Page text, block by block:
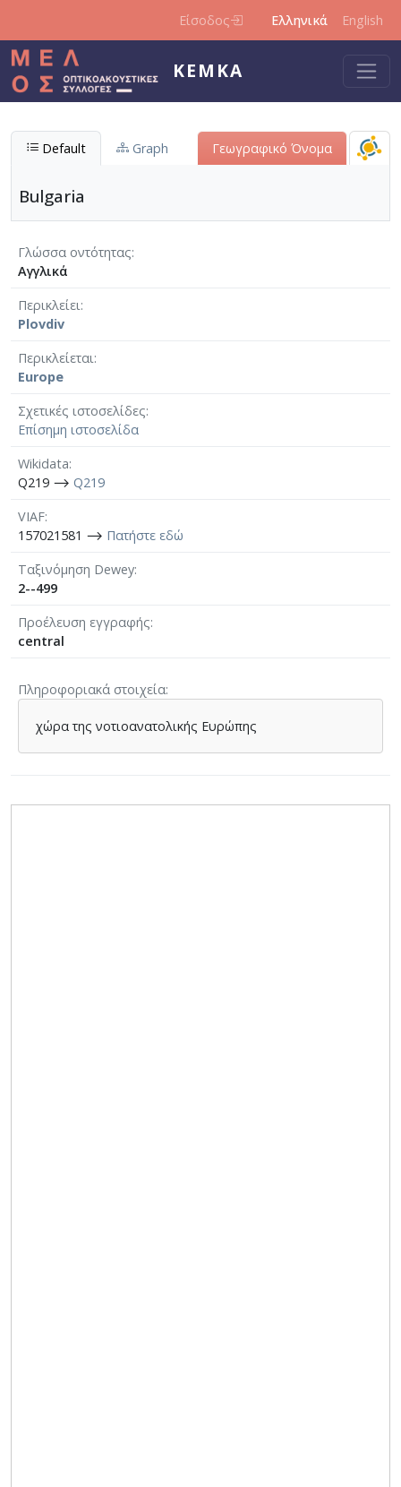
Είσοδος Ελληνικά English
ΚΕΜΚΑ
Default Graph Γεωγραφικό Όνομα
Bulgaria
Γλώσσα οντότητας
Αγγλικά
Περικλείει
Plovdiv
Περικλείεται
Europe
Σχετικές ιστοσελίδες
Επίσημη ιστοσελίδα
Wikidata
Q219 ⟶ Q219
VIAF
157021581 ⟶ Πατήστε εδώ
Ταξινόμηση Dewey
2--499
Προέλευση εγγραφής
central
Πληροφοριακά στοιχεία
χώρα της νοτιοανατολικής Ευρώπης